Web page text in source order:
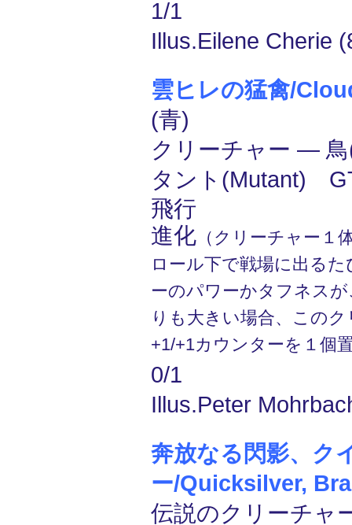
1/1
Illus.Eilene Cherie
雲ヒレの猛禽/
(青)
クリーチャー ―
タント(Mutant)
飛行
進化 （クリーチャー１
ロール下で戦場に出る
ーのパワーかタフネス
りも大きい場合、この
+1/+1カウンターを１個
0/1
Illus.Peter
奔放なる閃影、ク
ー/Quicksilver,
伝説のクリーチャ